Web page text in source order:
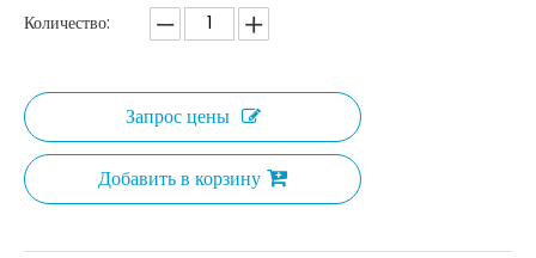
Количество:
Запрос цены
Добавить в корзину